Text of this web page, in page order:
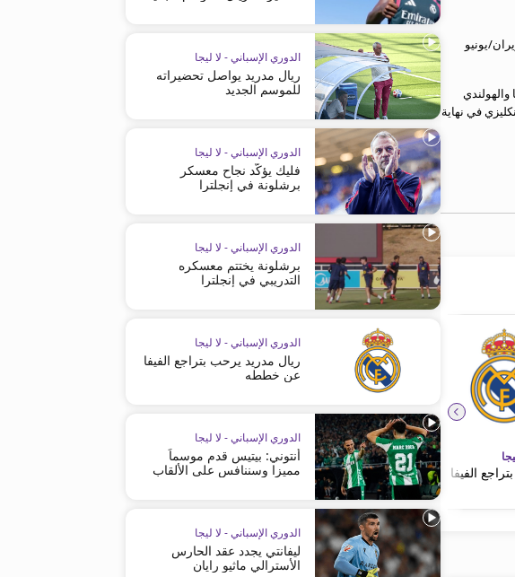
ريال مدريد وأنطونيو روديغر على تمديد عقد لاعبنا، الذي سيبقى في النادي حتى 30 حزيران/يونيو
في نهاية
الفيفا عن
الدوري الإسباني - لا ليجا
ريال مدريد يواصل تحضيراته للموسم
الجديد
ريال مدريد يفوز بخدمات
الدوري الإسباني - لا ليجا
ريال مدريد يواصل تحضيراته
للموسم الجديد
الدوري الإسباني - لا ليجا
فليك يؤكّد نجاح معسكر
برشلونة في إنجلترا
الدوري الإسباني - لا ليجا
برشلونة يختتم معسكره
التدريبي في إنجلترا
الدوري الإسباني - لا ليجا
ريال مدريد يرحب بتراجع الفيفا
عن خططه
الدوري الإسباني - لا ليجا
أنتوني: بيتيس قدم موسماً
مميزا وسننافس على الألقاب
الدوري الإسباني - لا ليجا
ليفانتي يجدد عقد الحارس
الأسترالي ماثيو رايان